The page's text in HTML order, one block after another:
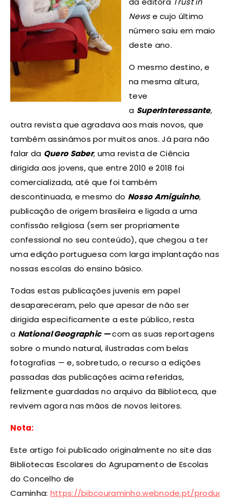
Newse cujo último
número saiu em maio
deste ano.
O mesmo destino, e
na mesma altura,
teve
a SuperInteressante,
outra revista que agradava aos mais novos, que
também assinámos por muitos anos. Já para não
falar da Quero Saber, uma revista de Ciência
dirigida aos jovens, que entre 2010 e 2018 foi
comercializada, até que foi também
descontinuada, e mesmo do Nosso Amiguinho,
publicação de origem brasileira e ligada a uma
confissão religiosa (sem ser propriamente
confessional no seu conteúdo), que chegou a ter
uma edição portuguesa com larga implantação nas
nossas escolas do ensino básico.
Todas estas publicações juvenis em papel
desapareceram, pelo que apesar de não ser
dirigida especificamente a este público, resta
a National Geographic —com as suas reportagens
sobre o mundo natural, ilustradas com belas
fotografias — e, sobretudo, o recurso a edições
passadas das publicações acima referidas,
felizmente guardadas no arquivo da Biblioteca, que
revivem agora nas mãos de novos leitores.
Nota:
Este artigo foi publicado originalmente no site das
Bibliotecas Escolares do Agrupamento de Escolas
do Concelho de
Caminha: https://bibcouraminho.webnode.pt/